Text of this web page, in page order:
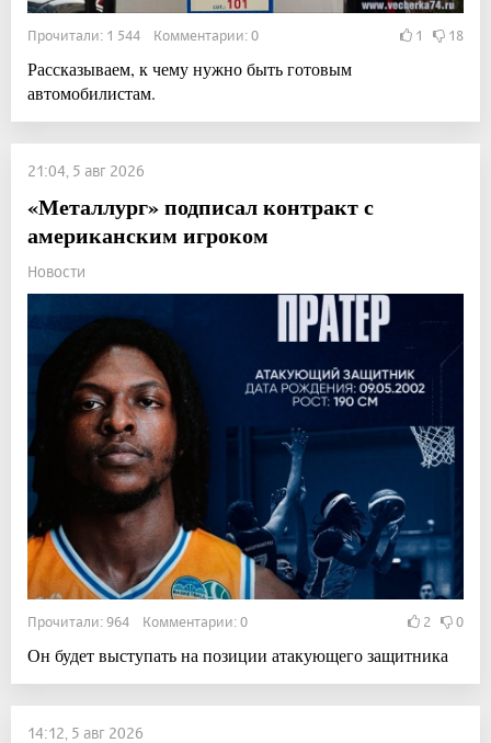
Прочитали: 1 544 Комментарии: 0 1 18
Рассказываем, к чему нужно быть готовым
автомобилистам.
21:04, 5 авг 2026
«Металлург» подписал контракт с
американским игроком
Новости
Прочитали: 964 Комментарии: 0 2 0
Он будет выступать на позиции атакующего защитника
14:12, 5 авг 2026